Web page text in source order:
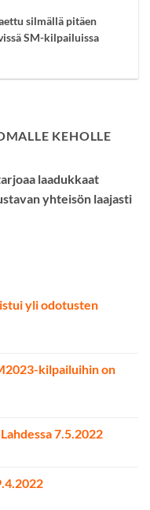
silmällä pitäen
SM-kilpailuissa
KEHOLLE
laadukkaat
yhteisön laajasti
yli odotusten
kilpailuihin on
7.5.2022